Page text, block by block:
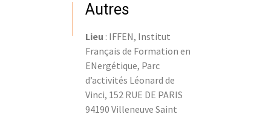
Autres
Lieu : IFFEN, Institut
Français de Formation en
ENergétique, Parc
d’activités Léonard de
Vinci, 152 RUE DE PARIS
94190 Villeneuve Saint